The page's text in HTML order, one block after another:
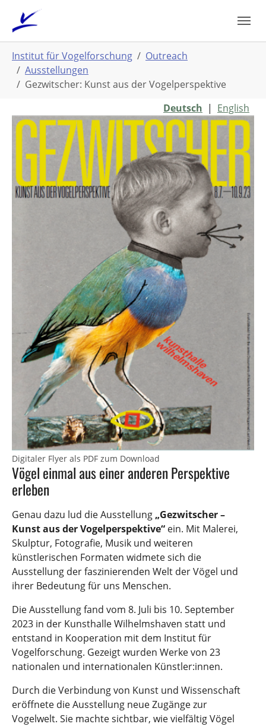
Hauptinhalt
springen
sind
hier:
Institut für Vogelforschung
Outreach
Ausstellungen
Gezwitscher: Kunst aus der Vogelperspektive
Deutsch | English
Digitaler Flyer als PDF zum Download
Vögel einmal aus einer anderen Perspektive
erleben
Genau dazu lud die Ausstellung „Gezwitscher –
Kunst aus der Vogelperspektive“ ein. Mit Malerei,
Skulptur, Fotografie, Musik und weiteren
künstlerischen Formaten widmete sich die
Ausstellung der faszinierenden Welt der Vögel und
ihrer Bedeutung für uns Menschen.
Die Ausstellung fand vom 8. Juli bis 10. September
2023 in der Kunsthalle Wilhelmshaven statt und
entstand in Kooperation mit dem Institut für
Vogelforschung. Gezeigt wurden Werke von 23
nationalen und internationalen Künstler:innen.
Durch die Verbindung von Kunst und Wissenschaft
eröffnete die Ausstellung neue Zugänge zur
Vogelwelt. Sie machte sichtbar, wie vielfältig Vögel